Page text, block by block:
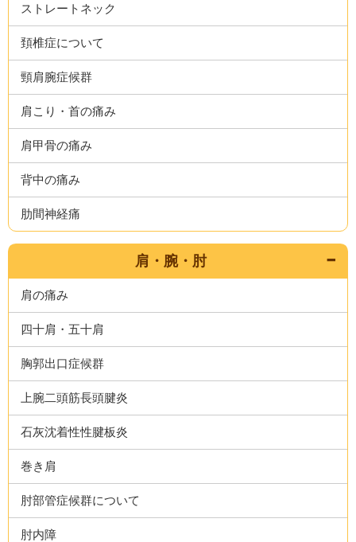
ストレートネック
頚椎症について
頸肩腕症候群
肩こり・首の痛み
肩甲骨の痛み
背中の痛み
肋間神経痛
肩・腕・肘
肩の痛み
四十肩・五十肩
胸郭出口症候群
上腕二頭筋長頭腱炎
石灰沈着性性腱板炎
巻き肩
肘部管症候群について
肘内障